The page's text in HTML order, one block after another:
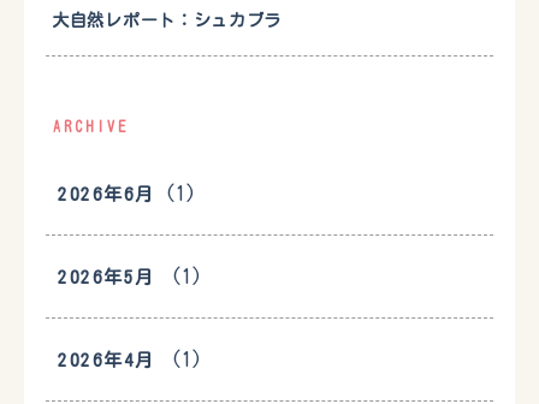
大自然レポート：シュカブラ
ARCHIVE
2026年6月 (1)
2026年5月 (1)
2026年4月 (1)